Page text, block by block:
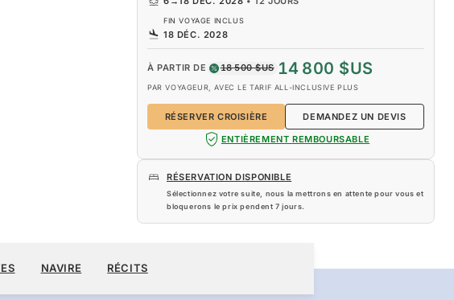
FIN VOYAGE INCLUS
18 DÉC. 2028
À PARTIR DE 18 500 $US 14 800 $US
PAR VOYAGEUR, AVEC LE TARIF ALL-INCLUSIVE PLUS
RÉSERVER CROISIÈRE
DEMANDEZ UN DEVIS
ENTIÈREMENT REMBOURSABLE
RÉSERVATION DISPONIBLE
Sélectionnez votre suite, nous la mettrons en attente pour vous et
bloquerons le prix pendent7 jours.
14 800 $US
AVEC LE TARIF ALL-INCLUSIVE PLUS
NAVIRE RÉCITS